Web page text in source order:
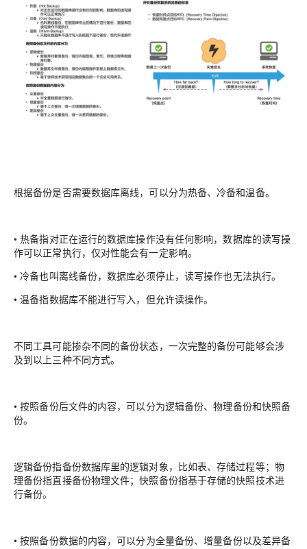
根据备份是否需要数据库离线，可以分为热备、冷备和温备。
•热备指对正在运行的数据库操作没有任何影响，数据库的读写操
作可以正常执行，仅对性能会有一定影响。
•冷备也叫离线备份，数据库必须停止，读写操作也无法执行。
•温备指数据库不能进行写入，但允许读操作。
不同工具可能掺杂不同的备份状态，一次完整的备份可能够会涉
及到以上三种不同方式。
•按照备份后文件的内容，可以分为逻辑备份、物理备份和快照备
份。
逻辑备份指备份数据库里的逻辑对象，比如表、存储过程等；物
理备份指直接备份物理文件；快照备份指基于存储的快照技术进
行备份。
•按照备份数据的内容，可以分为全量备份、增量备份以及差异备